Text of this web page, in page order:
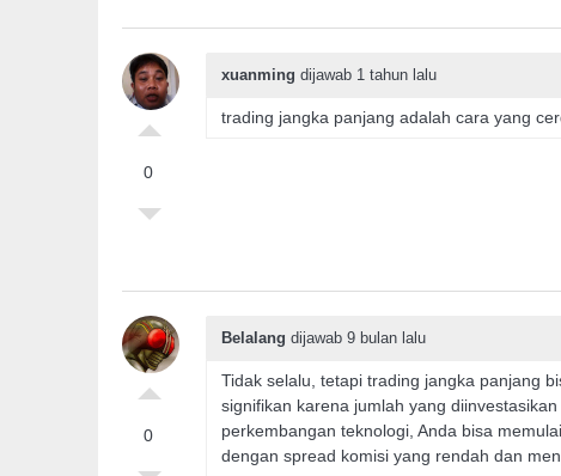
0
xuanming dijawab 1 tahun lalu
trading jangka panjang adalah cara yang
0
Belalang dijawab 9 bulan lalu
Tidak selalu, tetapi trading jangka panjang
signifikan karena jumlah yang
perkembangan teknologi, Anda bisa
dengan spread komisi yang rendah dan